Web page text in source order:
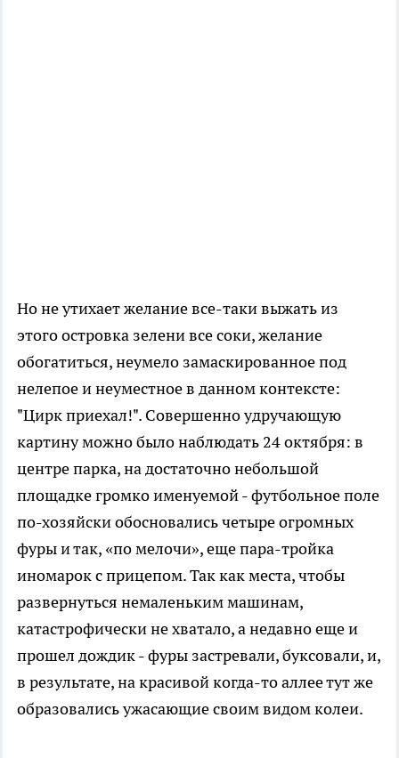
Но не утихает желание все-таки выжать из
этого островка зелени все соки, желание
обогатиться, неумело замаскированное под
нелепое и неуместное в данном контексте:
"Цирк приехал!". Совершенно удручающую
картину можно было наблюдать 24 октября: в
центре парка, на достаточно небольшой
площадке громко именуемой - футбольное поле
по-хозяйски обосновались четыре огромных
фуры и так, «по мелочи», еще пара-тройка
иномарок с прицепом. Так как места, чтобы
развернуться немаленьким машинам,
катастрофически не хватало, а недавно еще и
прошел дождик - фуры застревали, буксовали, и,
в результате, на красивой когда-то аллее тут же
образовались ужасающие своим видом колеи.